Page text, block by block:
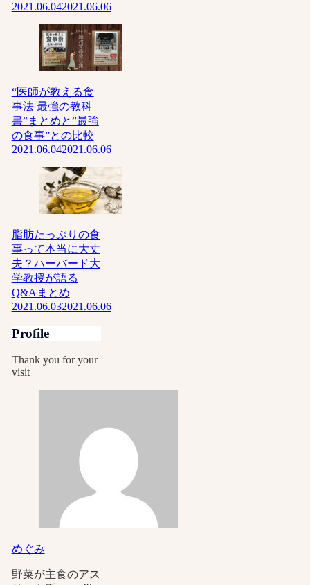
2021.06.042021.06.06
“医師が教える食
事法 最強の教科
書”まとめと”最強
の食事”との比較
2021.06.042021.06.06
脂肪たっぷりの食
事って本当に大丈
夫？ハーバード大
学教授が語る
Q&Aまとめ
2021.06.032021.06.06
Profile
Thank you for your
visit
めぐみ
野菜が主食のアス